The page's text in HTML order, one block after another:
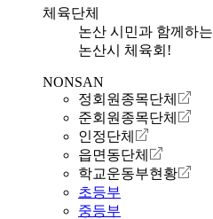
체육단체
논산 시민과 함께하는
논산시 체육회!
NONSAN
정회원종목단체
준회원종목단체
인정단체
읍면동단체
학교운동부현황
초등부
중등부